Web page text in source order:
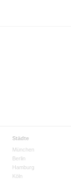
Städte
München
Berlin
Hamburg
Köln